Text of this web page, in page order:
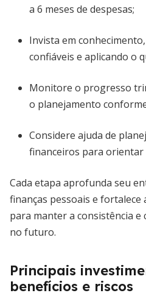
a 6 meses de despesas;
Invista em
confiáveis e aplicando o
Monitore o progresso
o planejamento
Considere ajuda de
financeiros para orientar
Cada etapa aprofunda seu
finanças pessoais e fortalece
para manter a consistência
no futuro.
Principais
benefícios e riscos